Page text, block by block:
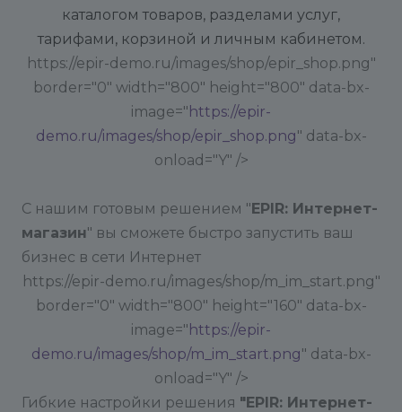
каталогом товаров, разделами услуг,
тарифами, корзиной и личным кабинетом.
https://epir-demo.ru/images/shop/epir_shop.png"
border="0" width="800" height="800" data-bx-
image=" https://epir-
demo.ru/images/shop/epir_shop.png" data-bx-
onload="Y" />
С нашим готовым решением "EPIR: Интернет-
магазин" вы сможете быстро запустить ваш
бизнес в сети Интернет
https://epir-demo.ru/images/shop/m_im_start.png"
border="0" width="800" height="160" data-bx-
image=" https://epir-
demo.ru/images/shop/m_im_start.png" data-bx-
onload="Y" />
Гибкие настройки решения "EPIR: Интернет-